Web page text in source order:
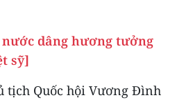
dâng hương tưởng
sỹ]
tịch Quốc hội Vương Đình